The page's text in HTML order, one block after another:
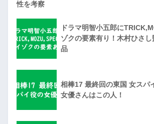
性を考察
ドラマ明智小五郎に
ゾクの要素有り！木村ひさ
品
相棒17 最終回の東国 女スパ
女優さんはこの人！